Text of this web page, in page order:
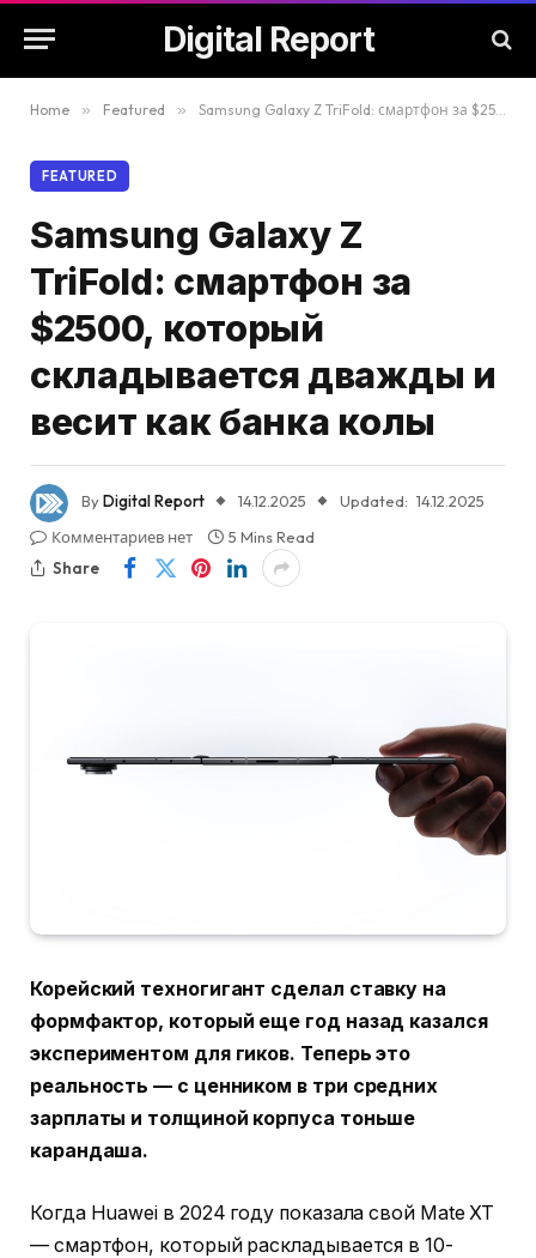
Digital Report
Home » Featured » Samsung Galaxy Z TriFold: смартфон за $2500, который складывается дважды и весит как банка колы
FEATURED
Samsung Galaxy Z
TriFold: смартфон за
$2500, который
складывается дважды и
весит как банка колы
ByDigital Report 14.12.2025 Updated: 14.12.2025
Комментариев нет
5 Mins Read
Share
Корейский техногигант сделал ставку на
формфактор, который еще год назад казался
экспериментом для гиков. Теперь это
реальность — с ценником в три средних
зарплаты и толщиной корпуса тоньше
карандаша.
Когда Huawei в 2024 году показала свой Mate XT
— смартфон, который раскладывается в 10-